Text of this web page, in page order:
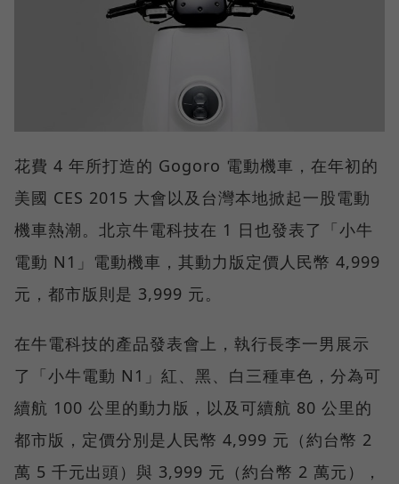
花費 4 年所打造的 Gogoro 電動機車，在年初的
美國 CES 2015 大會以及台灣本地掀起一股電動
機車熱潮。北京牛電科技在 1 日也發表了「小牛
電動 N1」電動機車，其動力版定價人民幣 4,999
元，都市版則是 3,999 元。
在牛電科技的產品發表會上，執行長李一男展示
了「小牛電動 N1」紅、黑、白三種車色，分為可
續航 100 公里的動力版，以及可續航 80 公里的
都市版，定價分別是人民幣 4,999 元（約台幣 2
萬 5 千元出頭）與 3,999 元（約台幣 2 萬元），